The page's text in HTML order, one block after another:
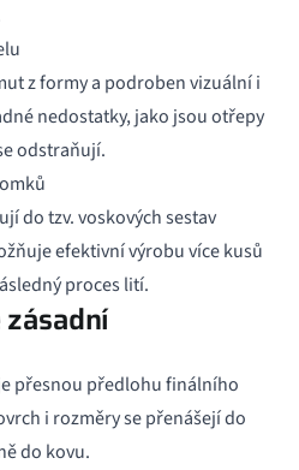
z formy a podroben vizuální i
nedostatky, jako jsou otřepy
odstraňují.
do tzv. voskových sestav
efektivní výrobu více kusů
proces lití.
přesnou předlohu finálního
i rozměry se přenášejí do
do kovu.